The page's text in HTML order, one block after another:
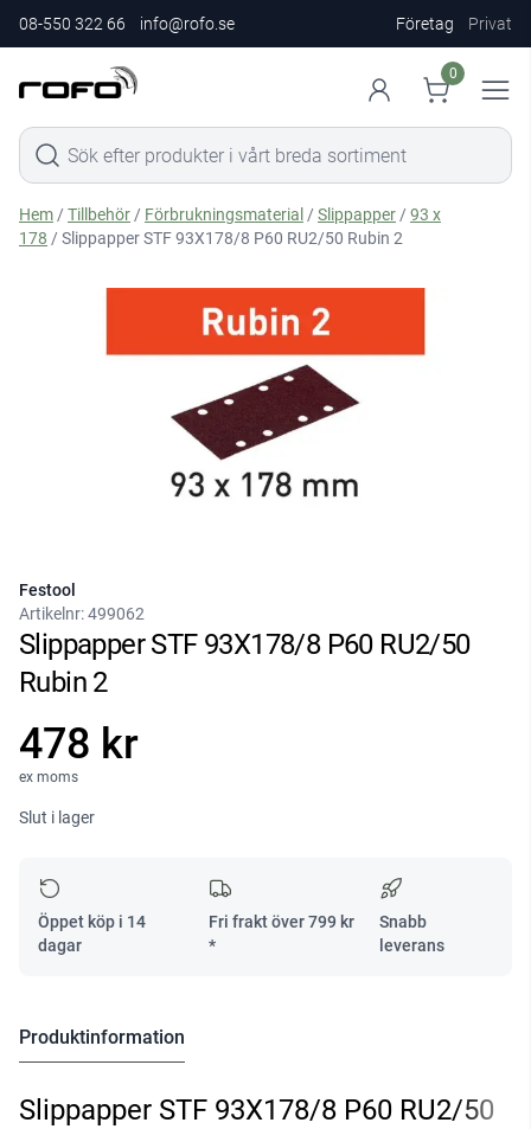
08-550 322 66 info@rofo.se Företag Privat
0
Hem /Tillbehör / Förbrukningsmaterial /Slippapper /93 x
178 / Slippapper STF 93X178/8 P60 RU2/50 Rubin 2
Festool
Artikelnr:499062
Slippapper STF 93X178/8 P60 RU2/50
Rubin 2
478 kr
ex moms
Slut i lager
Öppet köp i 14
dagar
Fri frakt över799 kr
*
Snabb
leverans
Produktinformation
Slippapper STF 93X178/8 P60 RU2/50